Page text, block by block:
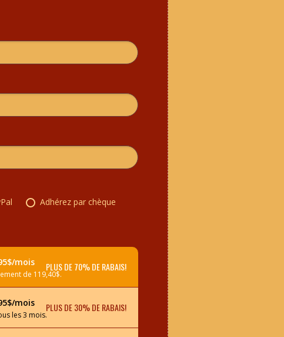
Adhérez par chèque
mois
de 119,40$.
PLUS DE 70% DE RABAIS!
mois
les 3 mois.
PLUS DE 30% DE RABAIS!